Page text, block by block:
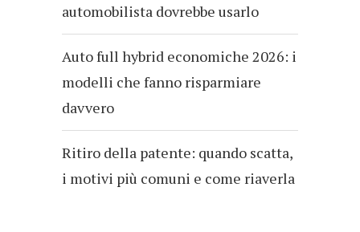
automobilista dovrebbe usarlo
Auto full hybrid economiche 2026: i
modelli che fanno risparmiare
davvero
Ritiro della patente: quando scatta,
i motivi più comuni e come riaverla